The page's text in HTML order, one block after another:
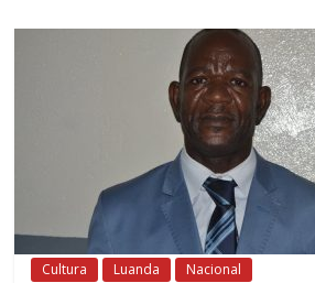
Cultura Luanda Nacional